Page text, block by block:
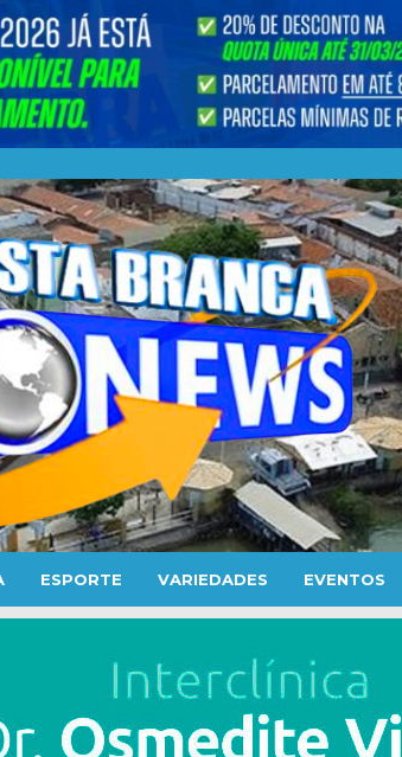
ESPORTE VARIEDADES EVENTOS